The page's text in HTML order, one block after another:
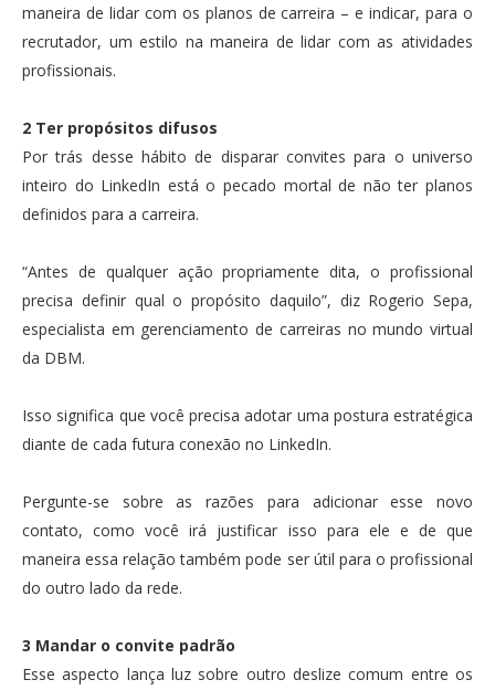
maneira de lidar com os planos de carreira – e indicar, para o
recrutador, um estilo na maneira de lidar com as atividades
profissionais.
2 Ter propósitos difusos
Por trás desse hábito de disparar convites para o universo
inteiro do LinkedIn está o pecado mortal de não ter planos
definidos para a carreira.
“Antes de qualquer ação propriamente dita, o profissional
precisa definir qual o propósito daquilo”, diz Rogerio Sepa,
especialista em gerenciamento de carreiras no mundo virtual
da DBM.
Isso significa que você precisa adotar uma postura estratégica
diante de cada futura conexão no LinkedIn.
Pergunte-se sobre as razões para adicionar esse novo
contato, como você irá justificar isso para ele e de que
maneira essa relação também pode ser útil para o profissional
do outro lado da rede.
3 Mandar o convite padrão
Esse aspecto lança luz sobre outro deslize comum entre os